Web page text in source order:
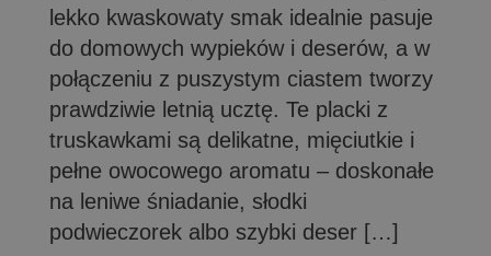
lekko kwaskowaty smak idealnie pasuje
do domowych wypieków i deserów, a w
połączeniu z puszystym ciastem tworzy
prawdziwie letnią ucztę. Te placki z
truskawkami są delikatne, mięciutkie i
pełne owocowego aromatu – doskonałe
na leniwe śniadanie, słodki
podwieczorek albo szybki deser […]